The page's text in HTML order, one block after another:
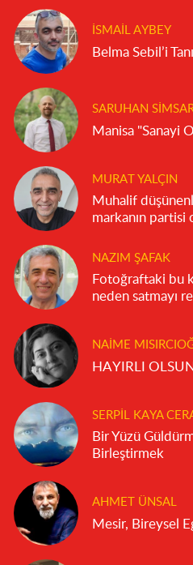
İSMAIL AYBEY
Belma Sebil’i
SARUHAN
Manisa "Sanayi
MURAT YALÇIN
Muhalif
markanın partisi
NAZIM ŞAFAK
Fotoğraftaki bu
neden satmayı
NAIME
SERPIL KAYA
Bir Yüzü
Birleştirmek
AHMET ÜNSAL
Mesir, Bireysel